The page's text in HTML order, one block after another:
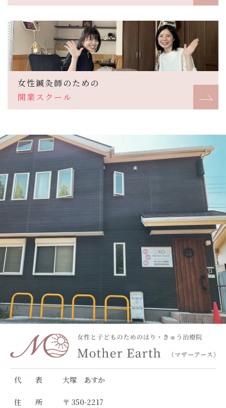
女性鍼灸師のための
開業スクール
代 表 大塚 あすか
住 所
〒 350-2217